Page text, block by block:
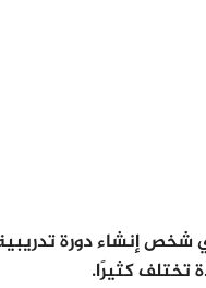
شخص إنشاء دورة